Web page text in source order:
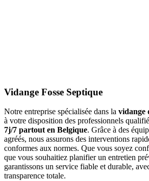
Vidange Fosse Septique
Notre entreprise spécialisée dans la vidange
à votre disposition des professionnels
7j/7 partout en Belgique. Grâce à des
agréés, nous assurons des interventions
conformes aux normes. Que vous soyez
que vous souhaitiez planifier un entretien
garantissons un service fiable et durable,
transparence totale.